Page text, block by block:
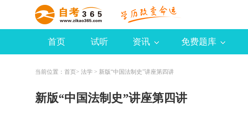
首页 试听 资讯 免费题库
当前位置： 首页> 法学 > 新版“中国法制史”讲座第四讲
新版“中国法制史”讲座第四讲